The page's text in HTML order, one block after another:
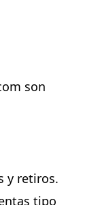
son
y retiros.
tipo